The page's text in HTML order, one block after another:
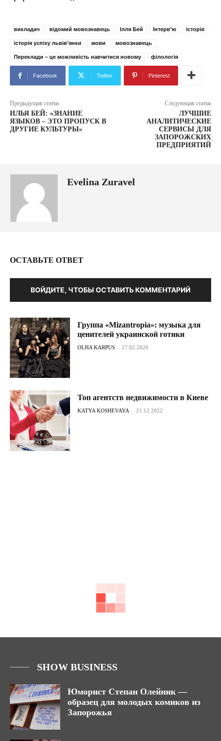
викладач відомий мовознавець Ілля Бей Інтерв’ю історія
історія успіху львів'янки мови мовознавець
Переклади – це можливість навчитися новому філологія
Facebook Twitter Pinterest
Предыдущая статья
ИЛЬЯ БЕЙ: «ЗНАНИЕ
ЯЗЫКОВ – ЭТО ПРОПУСК В
ДРУГИЕ КУЛЬТУРЫ»
Следующая статья
ЛУЧШИЕ
АНАЛИТИЧЕСКИЕ
СЕРВИСЫ ДЛЯ
ЗАПОРОЖСКИХ
ПРЕДПРИЯТИЙ
Evelina Zuravel
ОСТАВЬТЕ ОТВЕТ
ВОЙДИТЕ, ЧТОБЫ ОСТАВИТЬ КОММЕНТАРИЙ
Группа «Mizantropia»: музыка для
ценителей украинской готики
OLHA KARPUS - 27.02.2026
Топ агентств недвижимости в Киеве
KATYA KOSHEVAYA - 21.12.2022
SHOW BUSINESS
Юморист Степан Олейник —
образец для молодых комиков из
Запорожья